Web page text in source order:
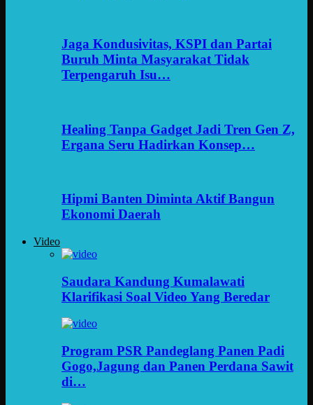
Jaga Kondusivitas, KSPI dan Partai
Buruh Minta Masyarakat Tidak
Terpengaruh Isu…
Healing Tanpa Gadget Jadi Tren Gen Z,
Ergana Seru Hadirkan Konsep…
Hipmi Banten Diminta Aktif Bangun
Ekonomi Daerah
Video
Saudara Kandung Kumalawati
Klarifikasi Soal Video Yang Beredar
Program PSR Pandeglang Panen Padi
Gogo,Jagung dan Panen Perdana Sawit
di…